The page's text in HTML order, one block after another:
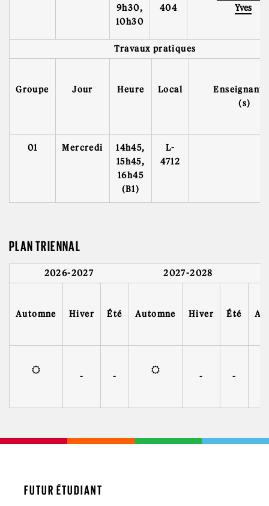
9h30,
10h30
404
Yves
Travaux pratiques
Groupe Jour Heure Local
(s)
01 Mercredi
14h45,
15h45,
16h45
(B1)
L-
4712
PLAN TRIENNAL
2026-2027 2027-2028
Automne Hiver Été Automne Hiver Été
- - - -
FUTUR ÉTUDIANT